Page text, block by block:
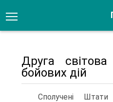
Друга
бойових дій
Сполучені